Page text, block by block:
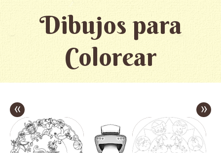
Dibujos para
Colorear
« »